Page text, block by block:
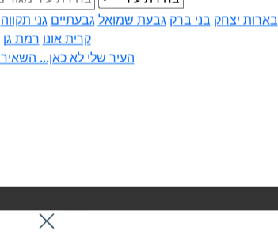
מה זה מיי באנדלס
בארות יצחק בני ברק גבעת שמואל גבעתיים גני תקווה
קרית אונו רמת גן
העיר שלי לא כאן...